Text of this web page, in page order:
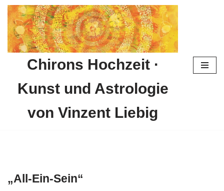
Zum
Inhalt
springen
Chirons Hochzeit ·
Kunst und Astrologie
von Vinzent Liebig
„All-Ein-Sein“